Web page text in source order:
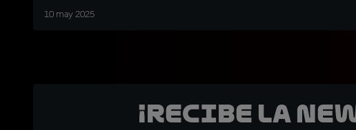
10 may 2025
¡Recibe la